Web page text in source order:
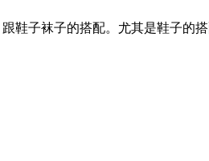
鞋子袜子的搭配。尤其是鞋子的